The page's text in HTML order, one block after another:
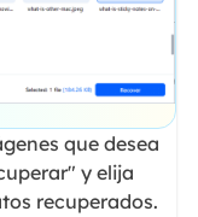
que desea
y elija
recuperados.